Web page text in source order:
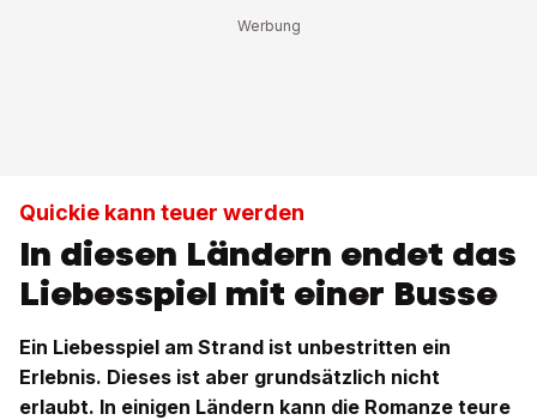
Quickie kann teuer werden
In diesen Ländern endet das
Liebesspiel mit einer Busse
Ein Liebesspiel am Strand ist unbestritten ein
Erlebnis. Dieses ist aber grundsätzlich nicht
erlaubt. In einigen Ländern kann die Romanze teure